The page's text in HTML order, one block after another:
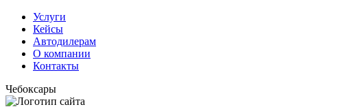
Услуги
Кейсы
Автодилерам
О компании
Контакты
Чебоксары